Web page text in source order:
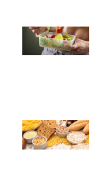
Shutterstock
Shutterstock